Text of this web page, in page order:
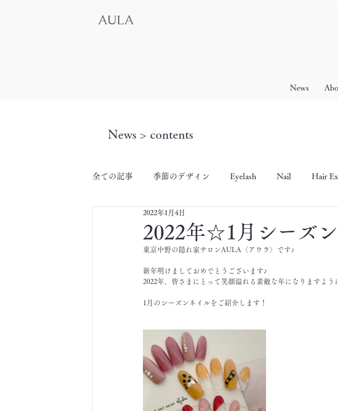
AULA
News
News > contents
全ての記事 季節のデザイン Eyelash Nail Hair
2022年☆1月シーズ
2022年1月4日
東京中野の隠れ家サロンAULA〈アウラ〉です♪
新年明けましておめでとうございます♪
2022年、皆さまにとって笑顔溢れる素敵な年になりますよう
1月のシーズンネイルをご紹介します！